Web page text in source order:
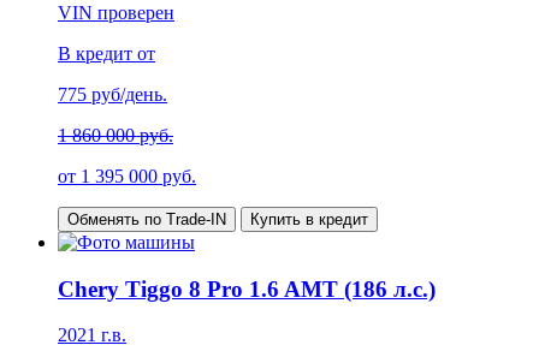
VIN проверен
В кредит от
775 руб/день.
1 860 000 руб.
от 1 395 000 руб.
Обменять по Trade-IN Купить в кредит
Chery Tiggo 8 Pro 1.6 AMT (186 л.с.)
2021 г.в.